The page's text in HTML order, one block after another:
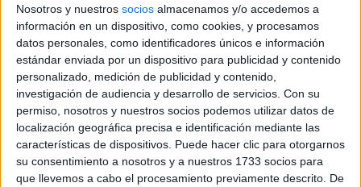
Nosotros y nuestros socios almacenamos y/o accedemos a
información en un dispositivo, como cookies, y procesamos
datos personales, como identificadores únicos e información
estándar enviada por un dispositivo para publicidad y contenido
personalizado, medición de publicidad y contenido,
investigación de audiencia y desarrollo de servicios. Con su
permiso, nosotros y nuestros socios podemos utilizar datos de
localización geográfica precisa e identificación mediante las
características de dispositivos. Puede hacer clic para otorgarnos
su consentimiento a nosotros y a nuestros 1733 socios para
que llevemos a cabo el procesamiento previamente descrito. De
¿Qué quieres preguntar?*
Escribe aquí las dudas o preguntas que te gustaría que te
respondieran: plazos de preinscripción, precios, plazas
disponibles…: